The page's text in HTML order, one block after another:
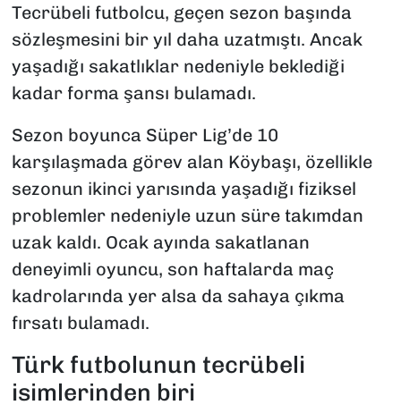
Tecrübeli futbolcu, geçen sezon başında
sözleşmesini bir yıl daha uzatmıştı. Ancak
yaşadığı sakatlıklar nedeniyle beklediği
kadar forma şansı bulamadı.
Sezon boyunca Süper Lig’de 10
karşılaşmada görev alan Köybaşı, özellikle
sezonun ikinci yarısında yaşadığı fiziksel
problemler nedeniyle uzun süre takımdan
uzak kaldı. Ocak ayında sakatlanan
deneyimli oyuncu, son haftalarda maç
kadrolarında yer alsa da sahaya çıkma
fırsatı bulamadı.
Türk futbolunun tecrübeli
isimlerinden biri